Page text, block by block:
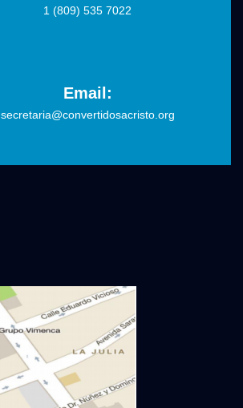
1 (809) 535 7022
Email:
secretaria@convertidosacristo.org